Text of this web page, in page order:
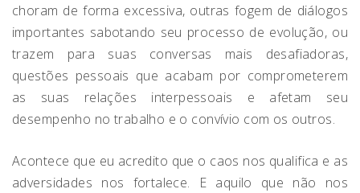
choram de forma excessiva, outras fogem de diálogos
importantes sabotando seu processo de evolução, ou
trazem para suas conversas mais desafiadoras,
questões pessoais que acabam por comprometerem
as suas relações interpessoais e afetam seu
desempenho no trabalho e o convívio com os outros.
Acontece que eu acredito que o caos nos qualifica e as
adversidades nos fortalece. E aquilo que não nos